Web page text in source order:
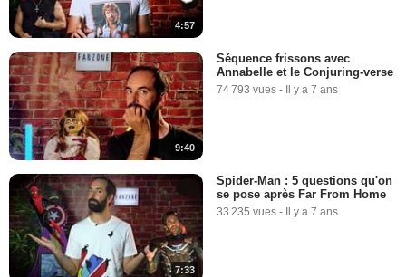
4:57
9:40
Séquence frissons avec
Annabelle et le Conjuring-verse
74 793 vues - Il y a 7 ans
7:33
Spider-Man : 5 questions qu'on
se pose après Far From Home
33 235 vues - Il y a 7 ans